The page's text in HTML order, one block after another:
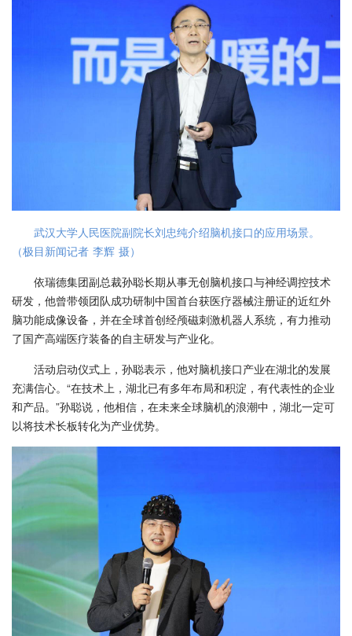
武汉大学人民医院副院长刘忠纯介绍脑机接口的应用场景。
（极目新闻记者 李辉 摄）
依瑞德集团副总裁孙聪长期从事无创脑机接口与神经调控技术
研发，他曾带领团队成功研制中国首台获医疗器械注册证的近红外
脑功能成像设备，并在全球首创经颅磁刺激机器人系统，有力推动
了国产高端医疗装备的自主研发与产业化。
活动启动仪式上，孙聪表示，他对脑机接口产业在湖北的发展
充满信心。“在技术上，湖北已有多年布局和积淀，有代表性的企业
和产品。”孙聪说，他相信，在未来全球脑机的浪潮中，湖北一定可
以将技术长板转化为产业优势。